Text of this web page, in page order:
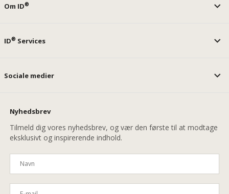
Om ID®
ID® Services
Sociale medier
Nyhedsbrev
Tilmeld dig vores nyhedsbrev, og vær den første til at modtage
eksklusivt og inspirerende indhold.